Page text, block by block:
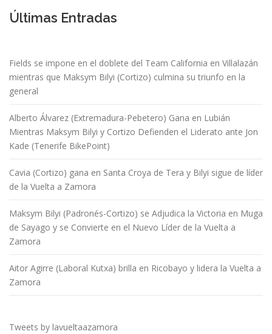
Últimas Entradas
Fields se impone en el doblete del Team California en Villalazán
mientras que Maksym Bilyi (Cortizo) culmina su triunfo en la
general
Alberto Álvarez (Extremadura-Pebetero) Gana en Lubián
Mientras Maksym Bilyi y Cortizo Defienden el Liderato ante Jon
Kade (Tenerife BikePoint)
Cavia (Cortizo) gana en Santa Croya de Tera y Bilyi sigue de líder
de la Vuelta a Zamora
Maksym Bilyi (Padronés-Cortizo) se Adjudica la Victoria en Muga
de Sayago y se Convierte en el Nuevo Líder de la Vuelta a
Zamora
Aitor Agirre (Laboral Kutxa) brilla en Ricobayo y lidera la Vuelta a
Zamora
Tweets by lavueltaazamora